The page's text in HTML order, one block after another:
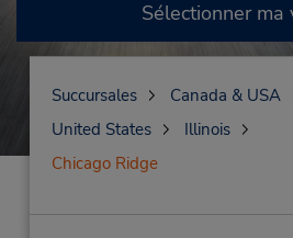
Sélectionner ma
Succursales
Canada & USA
United States
Illinois
Chicago Ridge